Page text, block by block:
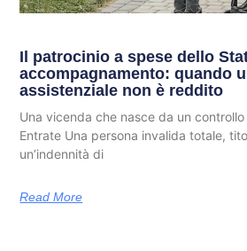
Il patrocinio a spese dello
accompagnamento: quando
assistenziale non è reddito
Una vicenda che nasce da un controllo
Entrate Una persona invalida totale,
un’indennità di
Read More